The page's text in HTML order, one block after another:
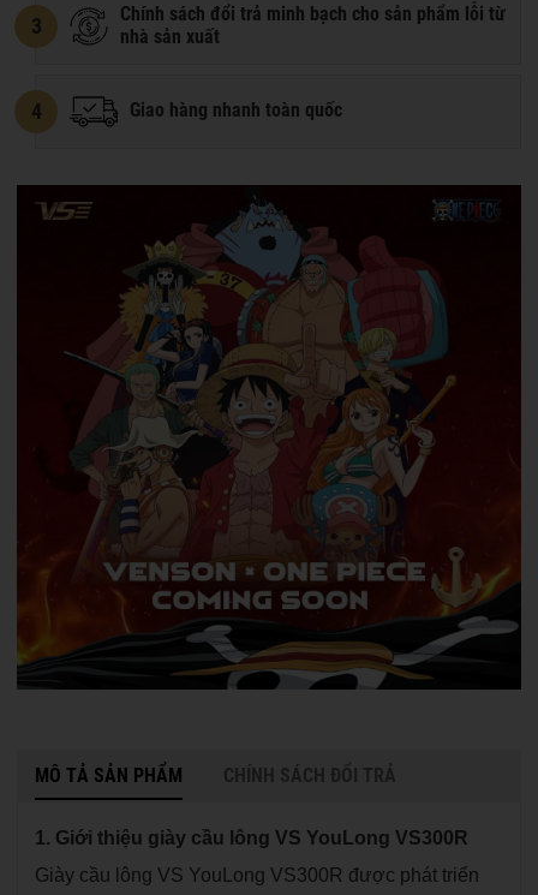
3
Chính sách đổi trả minh bạch cho sản phẩm lỗi từ
nhà sản xuất
4 Giao hàng nhanh toàn quốc
MÔ TẢ SẢN PHẨM CHÍNH SÁCH ĐỔI TRẢ
1. Giới thiệu giày cầu lông VS YouLong VS300R
Giày cầu lông VS YouLong VS300R được phát triển